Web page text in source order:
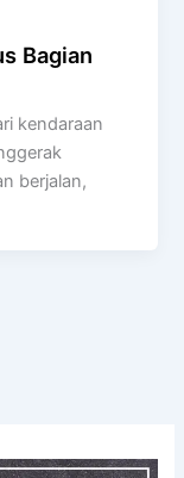
Bagian
kendaraan
berjalan,